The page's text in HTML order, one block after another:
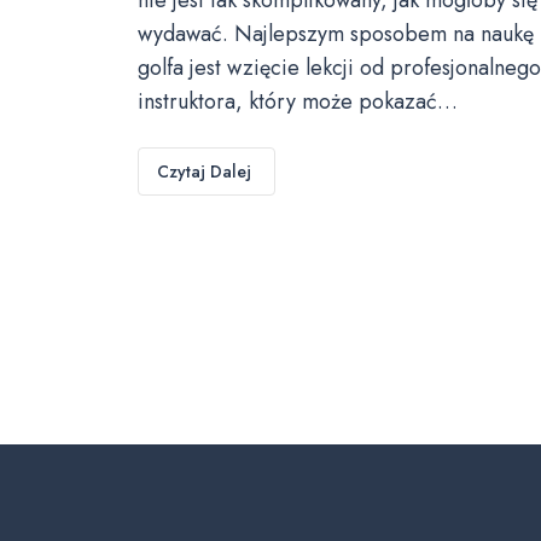
wydawać. Najlepszym sposobem na naukę
golfa jest wzięcie lekcji od profesjonalnego
instruktora, który może pokazać…
Czytaj Dalej